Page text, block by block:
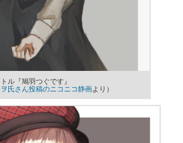
ル『鳩羽つぐです』
氏さん投稿のニコニコ静画より）